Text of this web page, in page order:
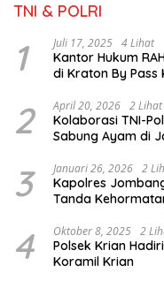
TNI & POLRI
1 Juli 17, 2025 4 Lihat
Kantor Hukum
di Kraton By Pass
2 April 20, 2026 2 Lihat
Kolaborasi TNI-
Sabung Ayam di
3 Januari 26, 2026 2
Kapolres
Tanda
4 Oktober 8, 2025 2
Polsek Krian
Koramil Krian